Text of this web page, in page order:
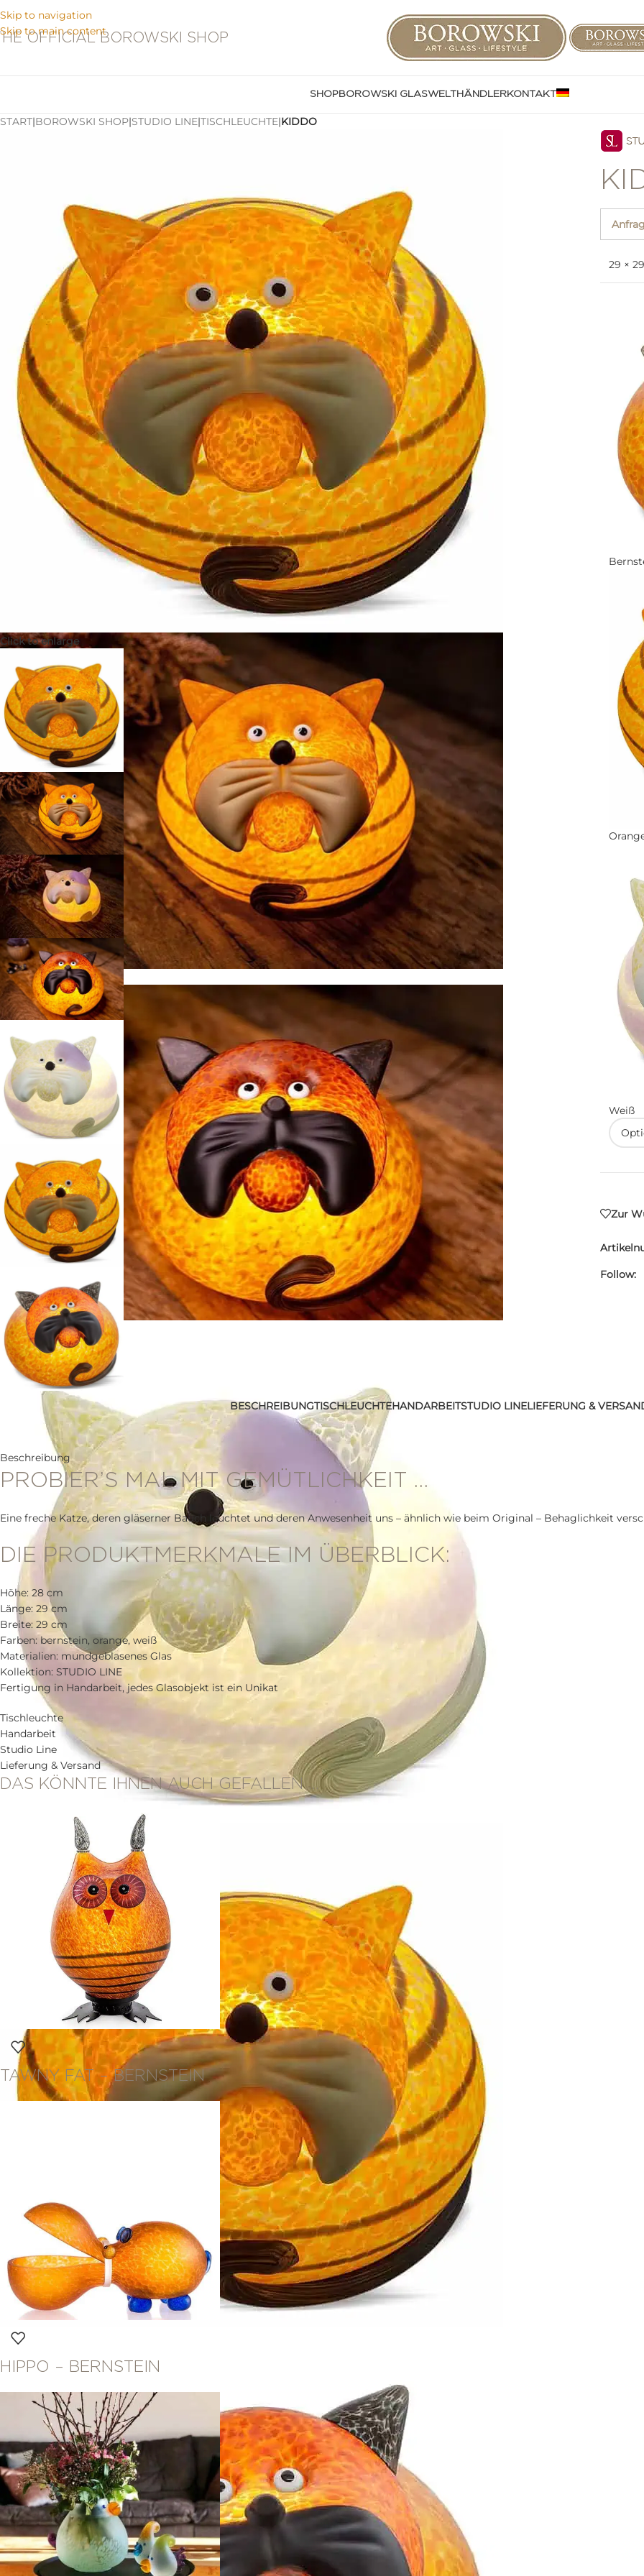
Skip to navigation
Skip to main content
OFFICIAL BOROWSKI SHOP
SHOPBOROWSKI GLASWELTHÄNDLERKONTAKT
START|BOROWSKI SHOP|STUDIO LINE|TISCHLEUCHTE|KIDDO
Click to enlarge
29 ×
Weiß
Zur
Follow:
BESCHREIBUNGTISCHLEUCHTEHANDARBEITSTUDIO LINELIEFERUNG &
Beschreibung
PROBIER’S MAL MIT GEMÜTLICHKEIT …
Eine freche Katze, deren gläserner Bauch leuchtet und deren Anwesenheit uns – ähnlich wie beim Original – Behaglichkeit
DIE PRODUKTMERKMALE IM ÜBERBLICK:
Höhe: 28 cm
Länge: 29 cm
Breite: 29 cm
Farben: bernstein, orange, weiß
Materialien: mundgeblasenes Glas
Kollektion: STUDIO LINE
Fertigung in Handarbeit, jedes Glasobjekt ist ein Unikat
Tischleuchte
Handarbeit
Studio Line
Lieferung & Versand
DAS KÖNNTE IHNEN AUCH GEFALLEN …
TAWNY FAT – BERNSTEIN
HIPPO – BERNSTEIN